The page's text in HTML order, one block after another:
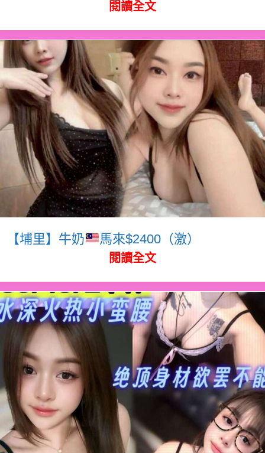
閱讀全文
【埔里】牛奶 馬來$2400（激）
閱讀全文